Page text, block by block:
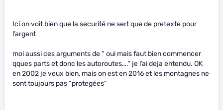
Ici on voit bien que la securité ne sert que de pretexte pour
l’argent
moi aussi ces arguments de “ oui mais faut bien commencer
qques parts et donc les autoroutes….” je l’ai deja entendu. OK
en 2002 je veux bien, mais on est en 2016 et les montagnes ne
sont toujours pas “protegées”